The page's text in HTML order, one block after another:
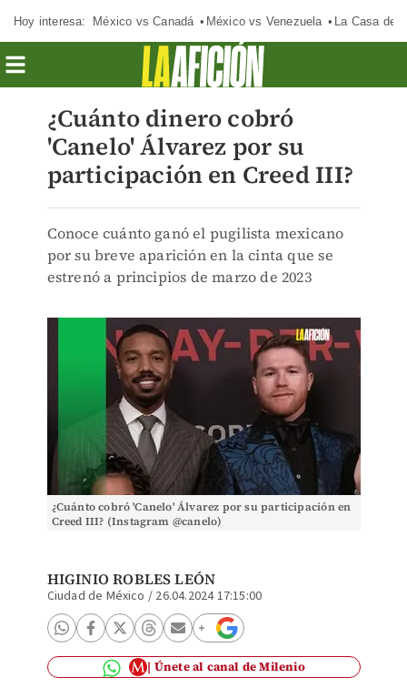
Hoy interesa: México vs Canadá México vs Venezuela La Casa de
¿Cuánto dinero cobró
'Canelo' Álvarez por su
participación en Creed III?
Conoce cuánto ganó el pugilista mexicano
por su breve aparición en la cinta que se
estrenó a principios de marzo de 2023
¿Cuánto cobró 'Canelo' Álvarez por su participación en
Creed III? (Instagram @canelo)
HIGINIO ROBLES LEÓN
Ciudad de México / 26.04.2024 17:15:00
Únete al canal de Milenio